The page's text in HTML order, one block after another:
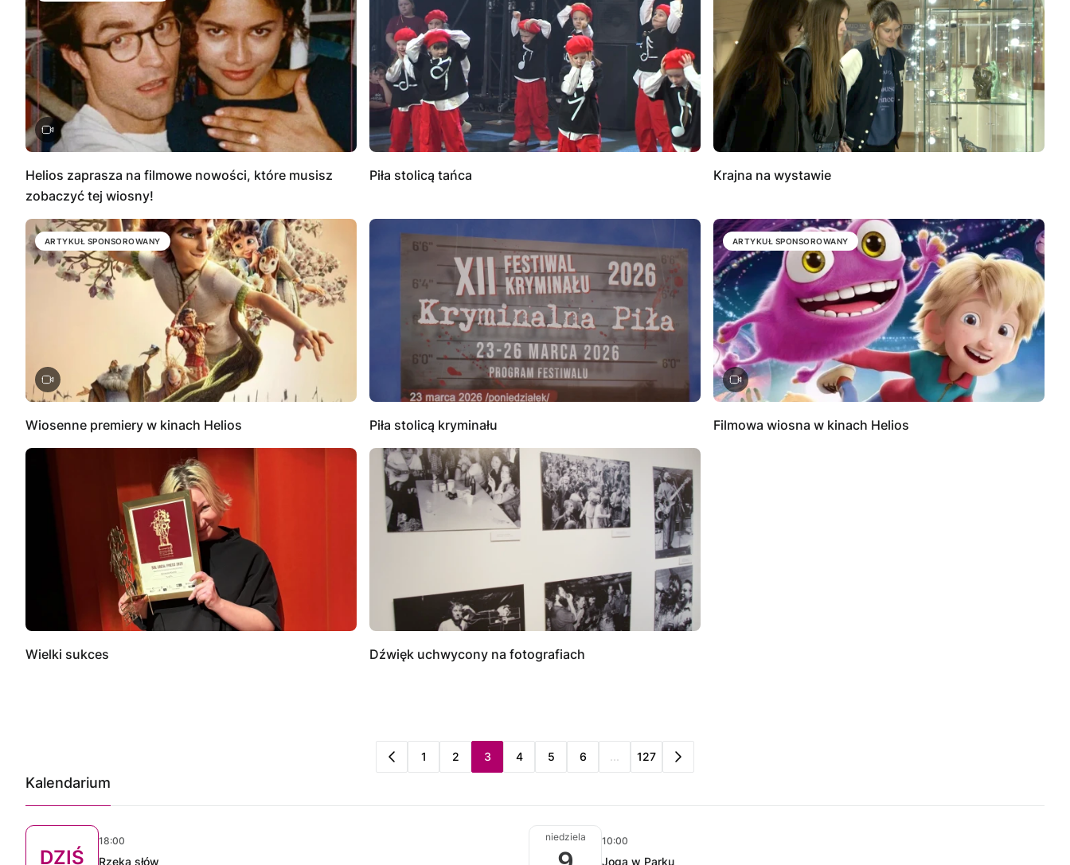
Helios zaprasza na filmowe nowości, które musisz
zobaczyć tej wiosny!
Piła stolicą tańca Krajna na wystawie
ARTYKUŁ SPONSOROWANY
Wiosenne premiery w kinach Helios Piła stolicą kryminału
ARTYKUŁ SPONSOROWANY
Filmowa wiosna w kinach Helios
Wielki sukces Dźwięk uchwycony na fotografiach
1 2 3 4 5 6 ... 127
Kalendarium
DZIŚ
18:00
Rzeka słów
niedziela 10:00
Joga w Parku